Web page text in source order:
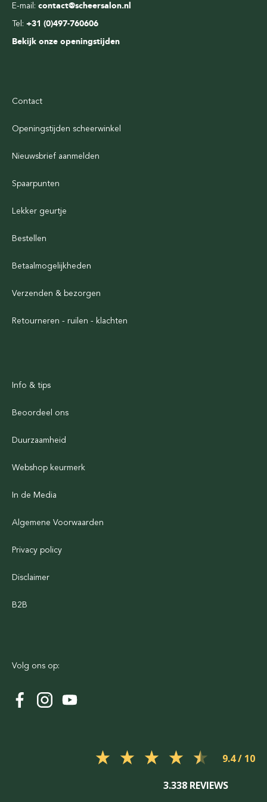
E-mail: contact@scheersalon.nl
Tel: +31 (0)497-760606
Bekijk onze openingstijden
Contact
Openingstijden scheerwinkel
Nieuwsbrief aanmelden
Spaarpunten
Lekker geurtje
Bestellen
Betaalmogelijkheden
Verzenden & bezorgen
Retourneren - ruilen - klachten
Info & tips
Beoordeel ons
Duurzaamheid
Webshop keurmerk
In de Media
Algemene Voorwaarden
Privacy policy
Disclaimer
B2B
Volg ons op:
9.4
3.338 REVIEWS